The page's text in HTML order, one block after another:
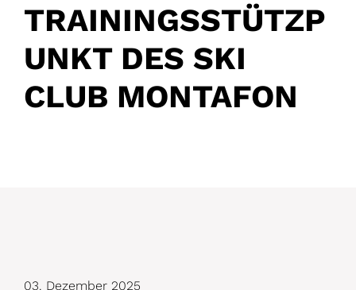
TRAININGSSTÜTZP
UNKT DES SKI
CLUB MONTAFON
D
03. Dezember 2025